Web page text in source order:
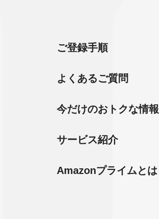
ご登録手順
よくあるご質問
今だけのおトクな情報
サービス紹介
Amazonプライムとは